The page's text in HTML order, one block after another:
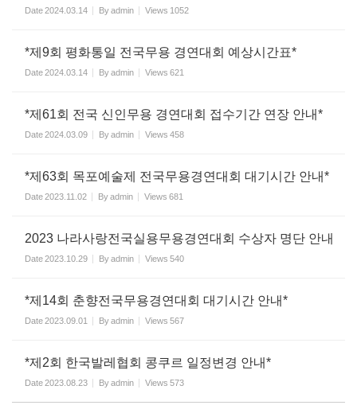
Date2024.03.14 Byadmin Views 1052
*제9회 평화통일 전국무용 경연대회 예상시간표*
Date2024.03.14 Byadmin Views 621
*제61회 전국 신인무용 경연대회 접수기간 연장 안내*
Date2024.03.09 Byadmin Views 458
*제63회 목포예술제 전국무용경연대회 대기시간 안내*
Date2023.11.02 Byadmin Views 681
2023 나라사랑전국실용무용경연대회 수상자 명단 안내
Date2023.10.29 Byadmin Views 540
*제14회 춘향전국무용경연대회 대기시간 안내*
Date2023.09.01 Byadmin Views 567
*제2회 한국발레협회 콩쿠르 일정변경 안내*
Date2023.08.23 Byadmin Views 573